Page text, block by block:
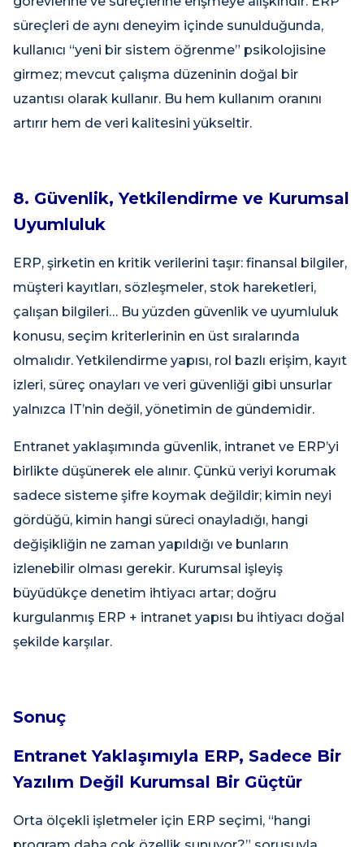
süreçleri de aynı deneyim içinde sunulduğunda,
kullanıcı “yeni bir sistem öğrenme” psikolojisine
girmez; mevcut çalışma düzeninin doğal bir
uzantısı olarak kullanır. Bu hem kullanım oranını
artırır hem de veri kalitesini yükseltir.
8. Güvenlik, Yetkilendirme ve Kurumsal
Uyumluluk
ERP, şirketin en kritik verilerini taşır: finansal bilgiler,
müşteri kayıtları, sözleşmeler, stok hareketleri,
çalışan bilgileri… Bu yüzden güvenlik ve uyumluluk
konusu, seçim kriterlerinin en üst sıralarında
olmalıdır. Yetkilendirme yapısı, rol bazlı erişim, kayıt
izleri, süreç onayları ve veri güvenliği gibi unsurlar
yalnızca IT’nin değil, yönetimin de gündemidir.
Entranet yaklaşımında güvenlik, intranet ve ERP’yi
birlikte düşünerek ele alınır. Çünkü veriyi korumak
sadece sisteme şifre koymak değildir; kimin neyi
gördüğü, kimin hangi süreci onayladığı, hangi
değişikliğin ne zaman yapıldığı ve bunların
izlenebilir olması gerekir. Kurumsal işleyiş
büyüdükçe denetim ihtiyacı artar; doğru
kurgulanmış ERP + intranet yapısı bu ihtiyacı doğal
şekilde karşılar.
Sonuç
Entranet Yaklaşımıyla ERP, Sadece Bir
Yazılım Değil Kurumsal Bir Güçtür
Orta ölçekli işletmeler için ERP seçimi, “hangi